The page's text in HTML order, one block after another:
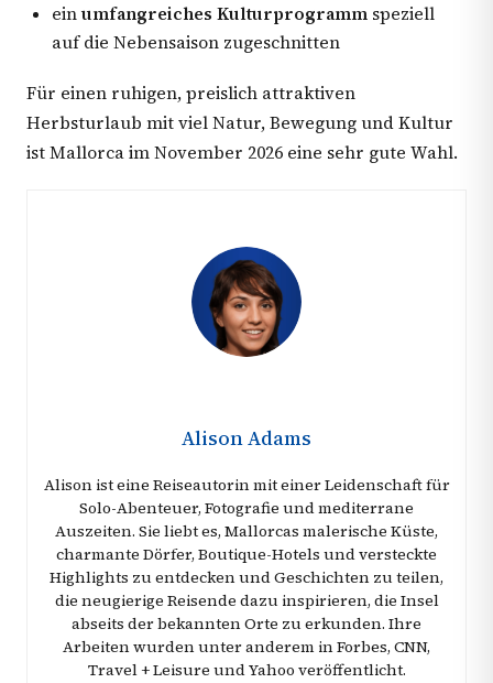
einumfangreiches Kulturprogramm speziell
auf die Nebensaison zugeschnitten
Für einen ruhigen, preislich attraktiven
Herbsturlaub mit viel Natur, Bewegung und Kultur
ist Mallorca im November 2026 eine sehr gute Wahl.
Alison Adams
Alison ist eine Reiseautorin mit einer Leidenschaft für
Solo-Abenteuer, Fotografie und mediterrane
Auszeiten. Sie liebt es, Mallorcas malerische Küste,
charmante Dörfer, Boutique-Hotels und versteckte
Highlights zu entdecken und Geschichten zu teilen,
die neugierige Reisende dazu inspirieren, die Insel
abseits der bekannten Orte zu erkunden. Ihre
Arbeiten wurden unter anderem in Forbes, CNN,
Travel + Leisure und Yahoo veröffentlicht.